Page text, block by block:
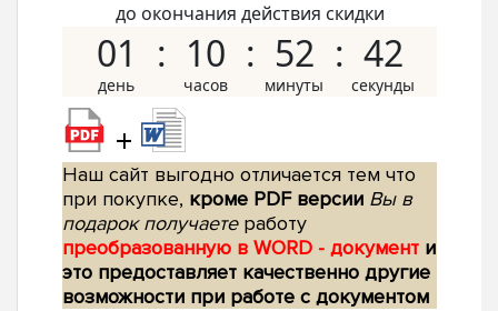
до окончания действия скидки
01 10 52 41
+
Наш сайт выгодно отличается тем что
при покупке, кроме PDF версии Вы в
подарок получаетеработу
преобразованную в WORD - документ и
это предоставляет качественно другие
возможности при работе с документом